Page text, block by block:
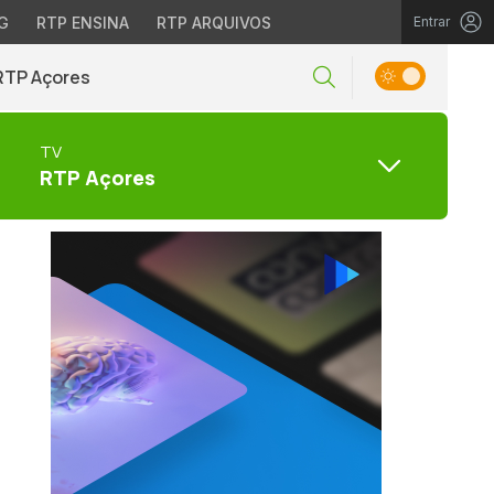
RTP ENSINA RTP ARQUIVOS Entrar
Açores
TV
RTP Açores